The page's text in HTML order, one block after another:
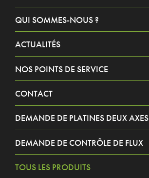
QUI SOMMES-NOUS ?
ACTUALITÉS
NOS POINTS DE SERVICE
CONTACT
DEMANDE DE PLATINES DEUX AXES
DEMANDE DE CONTRÔLE DE FLUX
TOUS LES PRODUITS